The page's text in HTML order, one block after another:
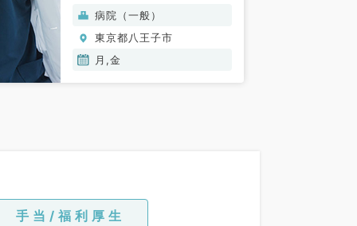
化器内科、外科系全般、一
般外科、消化器外科、科目
不問
病院（一般）
東京都八王子市
月,金
手当/福利厚生